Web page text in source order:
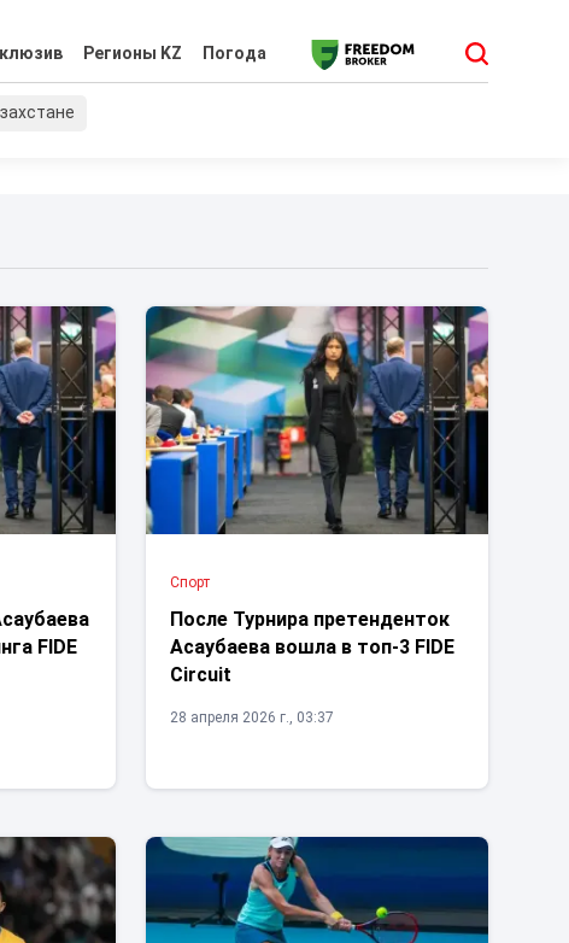
Регионы KZ Погода
FIDE
Спорт
После Турнира претенденток
Асаубаева вошла в топ-3 FIDE
Circuit
28 апреля 2026 г., 03:37